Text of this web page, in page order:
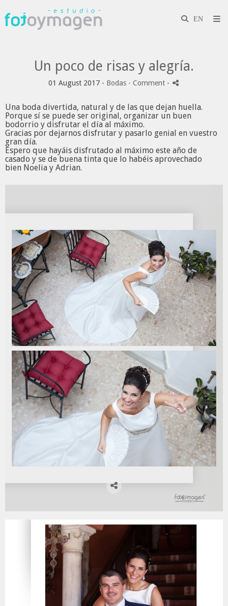
Un poco de risas y alegría.
01 August 2017 - Bodas - Comment -
Una boda divertida, natural y de las que dejan huella.
Porque sí se puede ser original, organizar un buen
bodorrio y disfrutar el día al máximo.
Gracias por dejarnos disfrutar y pasarlo genial en vuestro
gran día.
Espero que hayáis disfrutado al máximo este año de
casado y se de buena tinta que lo habéis aprovechado
bien Noelia y Adrian.